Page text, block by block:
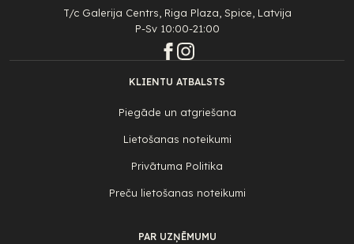
T/c Galerija Centrs, Riga Plaza, Spice, Latvija
P-Sv 10:00-21:00
KLIENTU ATBALSTS
Piegāde un atgriešana
Lietošanas noteikumi
Privātuma Politika
Preču lietošanas noteikumi
PAR UZŅĒMUMU